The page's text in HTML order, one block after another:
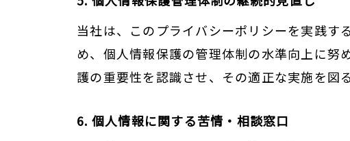
当社は、このプライバシーポリシーを実践
め、個人情報保護の管理体制の水準向上に努
護の重要性を認識させ、その適正な実施を図
6. 個人情報に関する苦情・相談窓口